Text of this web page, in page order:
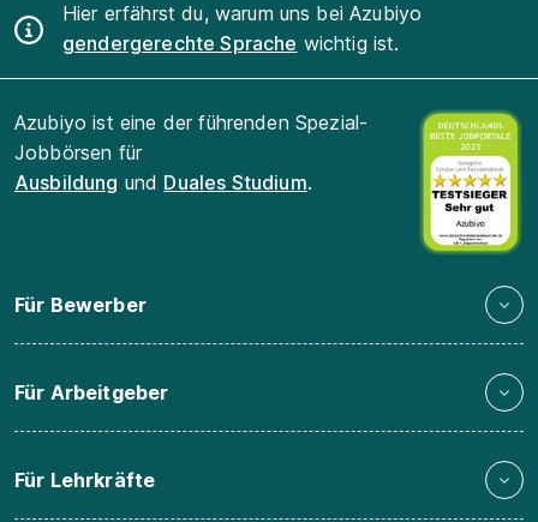
Hier erfährst du, warum uns bei Azubiyo
gendergerechte Sprache wichtig ist.
Azubiyo ist eine der führenden Spezial-
Jobbörsen für
Ausbildung und Duales Studium.
Für Bewerber
Für Arbeitgeber
Für Lehrkräfte